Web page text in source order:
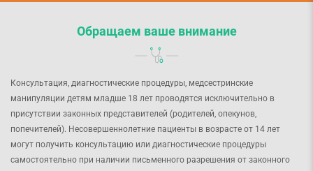
Обращаем ваше внимание
Консультация, диагностические процедуры, медсестринские
манипуляции детям младше 18 лет проводятся исключительно в
присутствии законных представителей (родителей, опекунов,
попечителей). Несовершеннолетние пациенты в возрасте от 14 лет
могут получить консультацию или диагностические процедуры
самостоятельно при наличии письменного разрешения от законного